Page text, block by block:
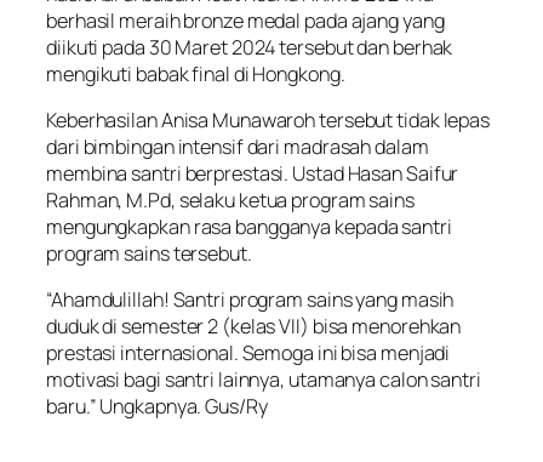
berhasil meraih bronze medal pada ajang yang
diikuti pada 30 Maret 2024 tersebut dan berhak
mengikuti babak final di Hongkong.
Keberhasilan Anisa Munawaroh tersebut tidak lepas
dari bimbingan intensif dari madrasah dalam
membina santri berprestasi. Ustad Hasan Saifur
Rahman, M.Pd, selaku ketua program sains
mengungkapkan rasa bangganya kepada santri
program sains tersebut.
“Ahamdulillah! Santri program sains yang masih
duduk di semester 2 (kelas VII) bisa menorehkan
prestasi internasional. Semoga ini bisa menjadi
motivasi bagi santri lainnya, utamanya calon santri
baru.” Ungkapnya. Gus/Ry